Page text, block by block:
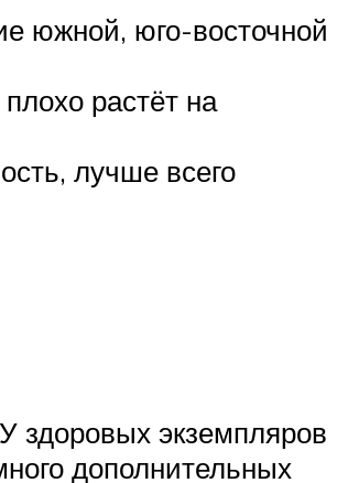
южной, юго-восточной
растёт на
лучше всего
здоровых экземпляров
дополнительных